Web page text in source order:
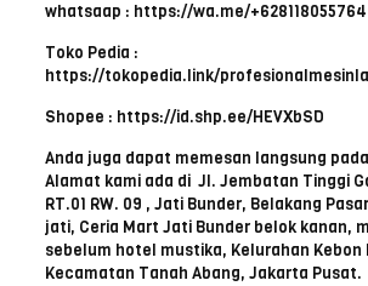
whatsaap : https://wa.me/+628118055764
Toko Pedia :
https://tokopedia.link/
Shopee : https://id.shp.ee/HEVXbSD
Anda juga dapat memesan langsung
Alamat kami ada di Jl. Jembatan Tinggi
RT.01 RW. 09 , Jati Bunder, Belakang
jati, Ceria Mart Jati Bunder belok kanan,
sebelum hotel mustika, Kelurahan Kebon
Kecamatan Tanah Abang, Jakarta Pusat.